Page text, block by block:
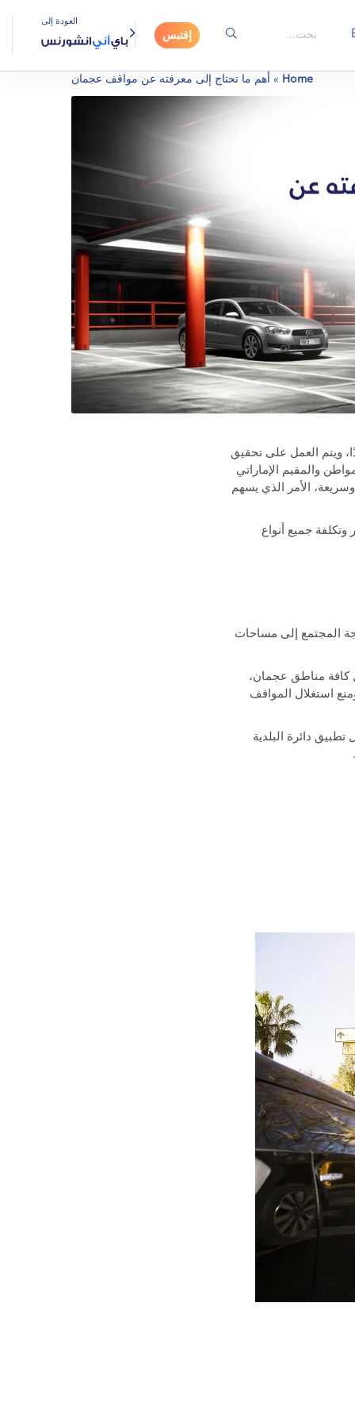
إقتبس
العودة إلى
Home
» أهم ما تحتاج إلى معرفته عن مواقف عجمان
ويتم العمل على تحقيق
والمقيم الإماراتي
الأمر الذي يسهم
جميع أنواع
المجتمع إلى مساحات
كافة مناطق عجمان،
استغلال المواقف
دائرة البلدية